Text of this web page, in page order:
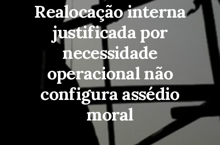
Realocação interna
justificada por
necessidade
operacional não
configura assédio
moral